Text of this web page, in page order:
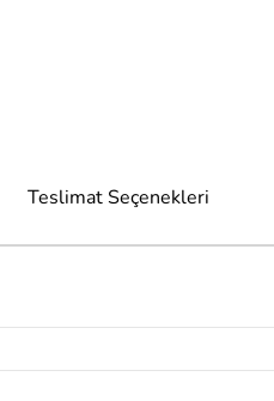
Teslimat Seçenekleri